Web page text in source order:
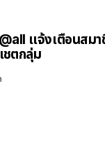
แจ้งเตือนสมา
ชตกลุ่ม